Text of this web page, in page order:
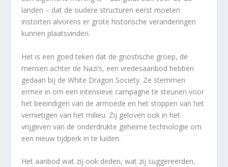
landen – dat de oudere structuren eerst moeten
instorten alvorens er grote historische veranderingen
kunnen plaatsvinden.
Het is een goed teken dat de gnostische groep, de
mensen achter de Nazi’s, een vredesaanbod hebben
gedaan bij de White Dragon Society. Ze stemmen
ermee in om een intensieve campagne te steunen voor
het beëindigen van de armoede en het stoppen van het
vernietigen van het milieu. Zij geloven ook in het
vrijgeven van de onderdrukte geheime technologie om
een nieuw tijdperk in te luiden.
Het aanbod wat zij ook deden, wat zij suggereerden,